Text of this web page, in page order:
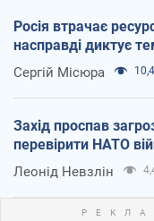
Росія втрачає
насправді диктує
Сергій Місюра
Захід проспав
перевірити НАТО
Леонід Невзлін